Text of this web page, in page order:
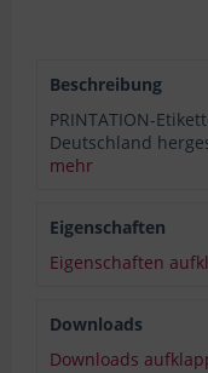
Beschreibung
PRINTATION-
Deutschland
mehr
Eigenschaften
Eigenschaften
Downloads
Downloads